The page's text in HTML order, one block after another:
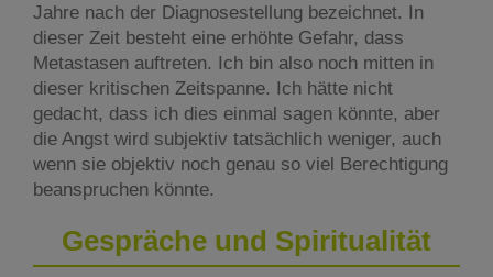
Jahre nach der Diagnosestellung bezeichnet. In
dieser Zeit besteht eine erhöhte Gefahr, dass
Metastasen auftreten. Ich bin also noch mitten in
dieser kritischen Zeitspanne. Ich hätte nicht
gedacht, dass ich dies einmal sagen könnte, aber
die Angst wird subjektiv tatsächlich weniger, auch
wenn sie objektiv noch genau so viel Berechtigung
beanspruchen könnte.
Gespräche und Spiritualität